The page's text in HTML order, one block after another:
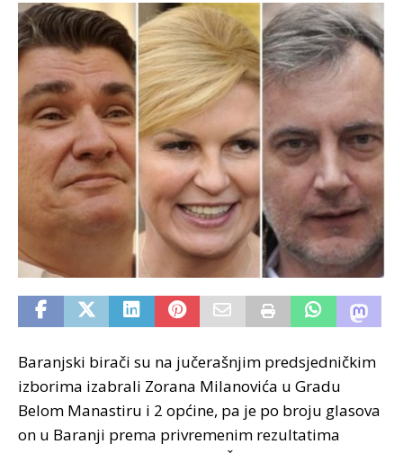
Baranjski birači su na jučerašnjim predsjedničkim
izborima izabrali Zorana Milanovića u Gradu
Belom Manastiru i 2 općine, pa je po broju glasova
on u Baranji prema privremenim rezultatima